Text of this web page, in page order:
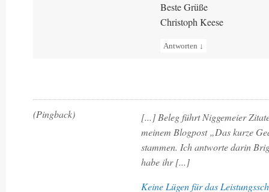
Beste Grüße
Christoph Keese
Antworten ↓
(Pingback)
[...] Beleg führt Niggemeier
meinem Blogpost „Das kurze
stammen. Ich antworte darin
habe ihr [...]
Keine Lügen für das